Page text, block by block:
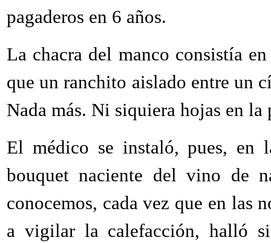
pagaderos en 6 años.
La chacra del manco consistía
que un ranchito aislado entre un
Nada más. Ni siquiera hojas en la
El médico se instaló, pues, en
bouquet naciente del vino de
conocemos, cada vez que en las
a vigilar la calefacción, halló